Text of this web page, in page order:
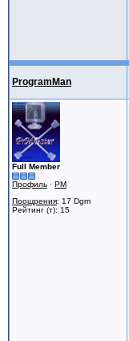
ProgramMan
Full Member
Профиль · PM
Поощрения: 17 Dgm
Рейтинг (т): 15